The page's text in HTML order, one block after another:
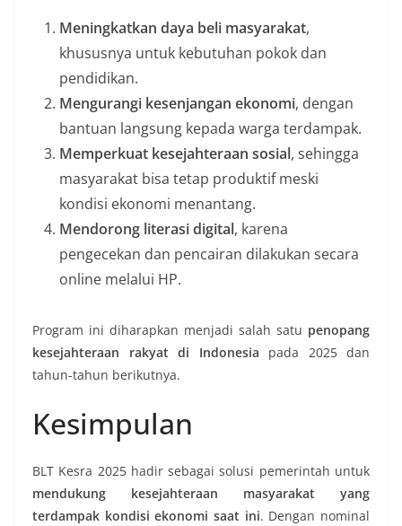
Meningkatkan daya beli masyarakat,
khususnya untuk kebutuhan pokok dan
pendidikan.
Mengurangi kesenjangan ekonomi, dengan
bantuan langsung kepada warga terdampak.
Memperkuat kesejahteraan sosial, sehingga
masyarakat bisa tetap produktif meski
kondisi ekonomi menantang.
Mendorong literasi digital, karena
pengecekan dan pencairan dilakukan secara
online melalui HP.
Program ini diharapkan menjadi salah satu penopang
kesejahteraan rakyat di Indonesia pada 2025 dan
tahun-tahun berikutnya.
Kesimpulan
BLT Kesra 2025 hadir sebagai solusi pemerintah untuk
mendukung kesejahteraan masyarakat yang
terdampak kondisi ekonomi saat ini. Dengan nominal